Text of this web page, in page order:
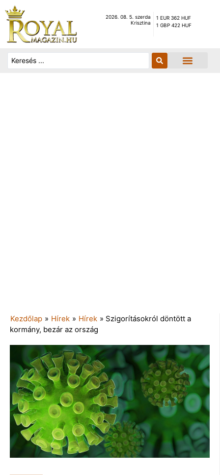
2026. 08. 5. szerda
Krisztina
1 EUR 362 HUF
1 GBP 422 HUF
Kezdőlap » Hírek » Hírek » Szigorításokról döntött a
kormány, bezár az ország